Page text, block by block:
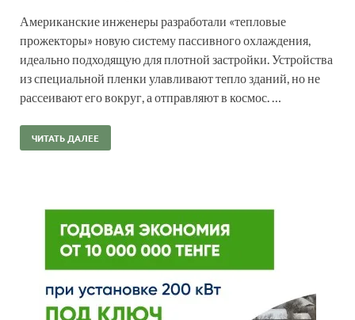
Американские инженеры разработали «тепловые
прожекторы» новую систему пассивного охлаждения,
идеально подходящую для плотной застройки. Устройства
из специальной пленки улавливают тепло зданий, но не
рассеивают его вокруг, а отправляют в космос. …
ЧИТАТЬ ДАЛЕЕ